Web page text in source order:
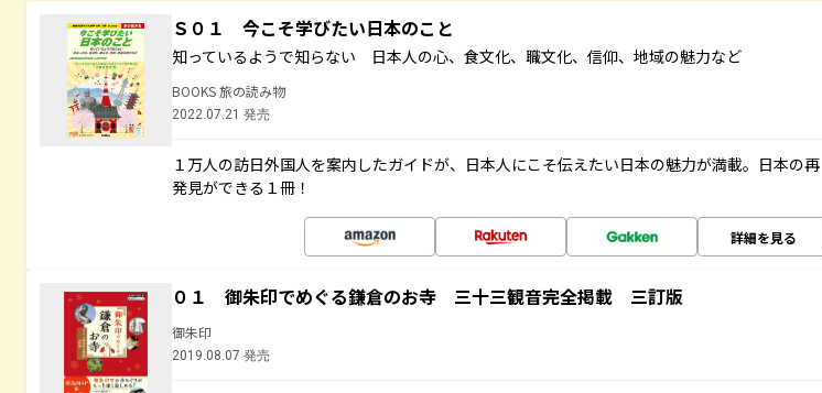
Ｓ０１ 今こそ学びたい日本のこと
知っているようで知らない 日本人の心、食文化、職文化、信仰、地域の魅力など
BOOKS 旅の読み物
2022.07.21 発売
１万人の訪日外国人を案内したガイドが、日本人にこそ伝えたい日本の魅力が満載。日本の再
発見ができる１冊！
詳細を見る
０１ 御朱印でめぐる鎌倉のお寺 三十三観音完全掲載 三訂版
御朱印
2019.08.07 発売